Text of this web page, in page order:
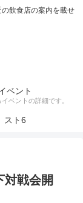
飲食店の案内を載せ
ベント
ベントの詳細です。
スト6
対戦会開